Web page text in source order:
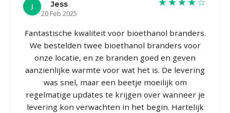
J
Jess
20 Feb 2025
Fantastische kwaliteit voor bioethanol branders.
We bestelden twee bioethanol branders voor
onze locatie, en ze branden goed en geven
aanzienlijke warmte voor wat het is. De levering
was snel, maar een beetje moeilijk om
regelmatige updates te krijgen over wanneer je
levering kon verwachten in het begin. Hartelijk